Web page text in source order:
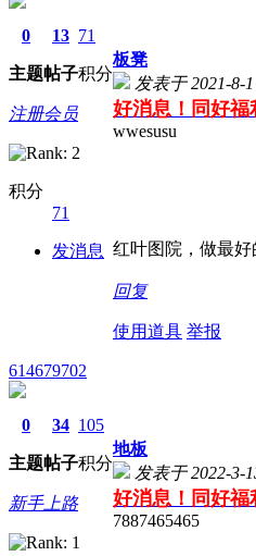
0
主题
13
帖子
71
积分
注册会员
积分
71
发消息
板凳
发表于 2021-8-
好消息！同好福
wwesusu
红叶图院，做最好
回复
使用道具 举报
614679702
0
主题
34
帖子
105
积分
新手上路
地板
发表于 2022-3-
好消息！同好福
7887465465